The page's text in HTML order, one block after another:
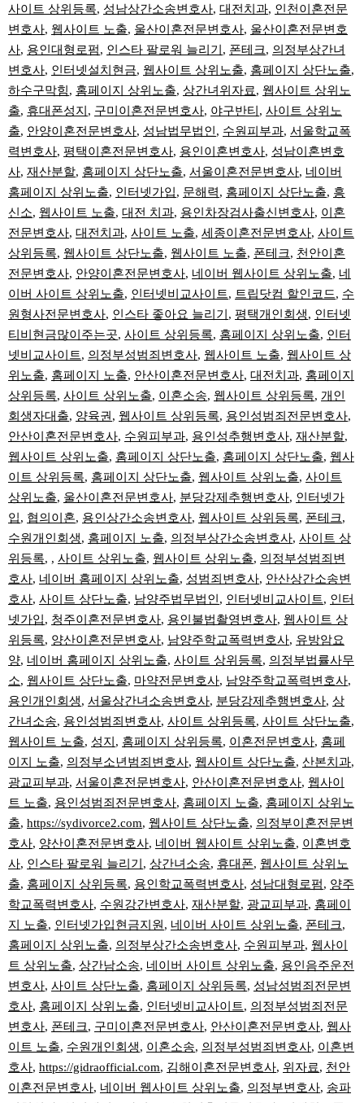
사이트 상위등록, 성남상간소송변호사, 대전치과, 인천이혼전문
변호사, 웹사이트 노출, 울산이혼전문변호사, 울산이혼전문변호
사, 용인대형로펌, 인스타 팔로워 늘리기 , 폰테크, 의정부상간녀
변호사, 인터넷설치현금, 웹사이트 상위노출, 홈페이지 상단노출,
하수구막힘, 홈페이지 상위노출, 상간녀위자료, 웹사이트 상위노
출, 휴대폰성지 , 구미이혼전문변호사, 야구반티 , 사이트 상위노
출, 안양이혼전문변호사, 성남법무법인 , 수원피부과, 서울학교폭
력변호사, 평택이혼전문변호사, 용인이혼변호사, 성남이혼변호
사, 재산분할, 홈페이지 상단노출, 서울이혼전문변호사, 네이버
홈페이지 상위노출, 인터넷가입, 문해력, 홈페이지 상단노출, 흥
신소, 웹사이트 노출, 대전 치과, 용인차장검사출신변호사, 이혼
전문변호사, 대전치과, 사이트 노출, 세종이혼전문변호사, 사이트
상위등록, 웹사이트 상단노출, 웹사이트 노출, 폰테크, 천안이혼
전문변호사, 안양이혼전문변호사, 네이버 웹사이트 상위노출, 네
이버 사이트 상위노출, 인터넷비교사이트, 트립닷컴 할인코드, 수
원형사전문변호사, 인스타 좋아요 늘리기 , 평택개인회생, 인터넷
티비현금많이주는곳, 사이트 상위등록, 홈페이지 상위노출, 인터
넷비교사이트, 의정부성범죄변호사, 웹사이트 노출, 웹사이트 상
위노출, 홈페이지 노출, 안산이혼전문변호사, 대전치과, 홈페이지
상위등록, 사이트 상위노출, 이혼소송, 웹사이트 상위등록, 개인
회생자대출, 양육권 , 웹사이트 상위등록, 용인성범죄전문변호사,
안산이혼전문변호사, 수원피부과, 용인성추행변호사, 재산분할,
웹사이트 상위노출, 홈페이지 상단노출, 홈페이지 상단노출, 웹사
이트 상위등록, 홈페이지 상단노출, 웹사이트 상위노출, 사이트
상위노출, 울산이혼전문변호사, 분당강제추행변호사, 인터넷가
입, 협의이혼, 용인상간소송변호사, 웹사이트 상위등록, 폰테크,
수원개인회생, 홈페이지 노출, 의정부상간소송변호사, 사이트 상
위등록, , 사이트 상위노출, 웹사이트 상위노출, 의정부성범죄변
호사, 네이버 홈페이지 상위노출, 성범죄변호사, 안산상간소송변
호사, 사이트 상단노출, 남양주법무법인 , 인터넷비교사이트, 인터
넷가입, 청주이혼전문변호사, 용인불법촬영변호사, 웹사이트 상
위등록, 양산이혼전문변호사, 남양주학교폭력변호사, 유방암요
양, 네이버 홈페이지 상위노출, 사이트 상위등록, 의정부법률사무
소, 웹사이트 상단노출, 마약전문변호사, 남양주학교폭력변호사,
용인개인회생, 서울상간녀소송변호사, 분당강제추행변호사, 상
간녀소송, 용인성범죄변호사, 사이트 상위등록, 사이트 상단노출,
웹사이트 노출, 성지 , 홈페이지 상위등록, 이혼전문변호사, 홈페
이지 노출, 의정부소년범죄변호사, 웹사이트 상단노출, 산본치과,
광교피부과, 서울이혼전문변호사, 안산이혼전문변호사, 웹사이
트 노출, 용인성범죄전문변호사, 홈페이지 노출, 홈페이지 상위노
출, https://sydivorce2.com, 웹사이트 상단노출, 의정부이혼전문변
호사, 양산이혼전문변호사, 네이버 웹사이트 상위노출, 이혼변호
사, 인스타 팔로워 늘리기 , 상간녀소송, 휴대폰, 웹사이트 상위노
출, 홈페이지 상위등록, 용인학교폭력변호사, 성남대형로펌, 양주
학교폭력변호사, 수원강간변호사, 재산분할, 광교피부과, 홈페이
지 노출, 인터넷가입현금지원 , 네이버 사이트 상위노출, 폰테크,
홈페이지 상위노출, 의정부상간소송변호사, 수원피부과, 웹사이
트 상위노출, 상간남소송, 네이버 사이트 상위노출, 용인음주운전
변호사, 사이트 상단노출, 홈페이지 상위등록, 성남성범죄전문변
호사, 홈페이지 상위노출, 인터넷비교사이트, 의정부성범죄전문
변호사, 폰테크, 구미이혼전문변호사, 안산이혼전문변호사, 웹사
이트 노출, 수원개인회생, 이혼소송, 의정부성범죄변호사, 이혼변
호사, https://gidraofficial.com, 김해이혼전문변호사, 위자료, 천안
이혼전문변호사, 네이버 웹사이트 상위노출, 의정부변호사, 송파